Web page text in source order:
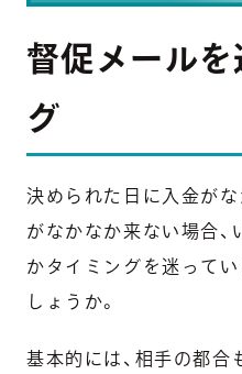
督促メール
グ
決められた日に入金が
がなかなか来ない場合、
かタイミングを迷ってい
しょうか。
基本的には、相手の都合